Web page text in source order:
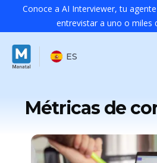
Conoce a AI Interviewer, tu
entrevistar a uno o miles
ES
Métricas de